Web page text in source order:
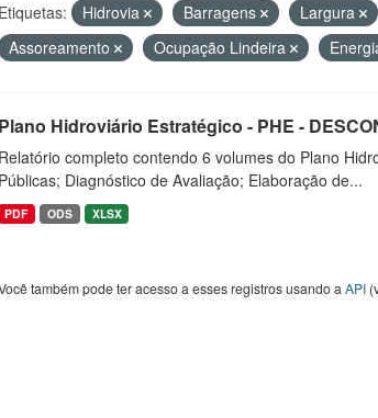
Etiquetas: Hidrovia Barragens
Largura
Assoreamento
Ocupação Lindeira
Plano Hidroviário Estratégico - PHE -
Relatório completo contendo 6 volumes do Plano
Públicas; Diagnóstico de Avaliação; Elaboração de...
PDF ODS XLSX
também pode ter acesso a esses registros usando a API